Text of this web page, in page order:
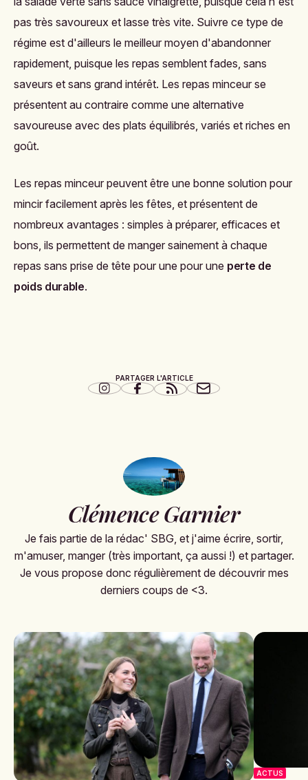
pas très savoureux et lasse très vite. Suivre ce type de
régime est d'ailleurs le meilleur moyen d'abandonner
rapidement, puisque les repas semblent fades, sans
saveurs et sans grand intérêt. Les repas minceur se
présentent au contraire comme une alternative
savoureuse avec des plats équilibrés, variés et riches en
goût.
Les repas minceur peuvent être une bonne solution pour
mincir facilement après les fêtes, et présentent de
nombreux avantages : simples à préparer, efficaces et
bons, ils permettent de manger sainement à chaque
repas sans prise de tête pour une pour une perte de
poids durable.
PARTAGER L'ARTICLE
Clémence Garnier
Je fais partie de la rédac' SBG, et j'aime écrire, sortir,
m'amuser, manger (très important, ça aussi !) et partager.
Je vous propose donc régulièrement de découvrir mes
derniers coups de <3.
ACTUS